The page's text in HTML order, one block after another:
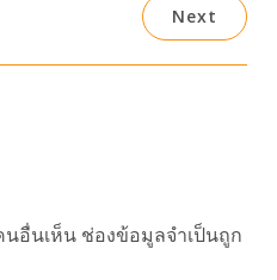
Next
นอื่นเห็น ช่องข้อมูลจำเป็นถูก